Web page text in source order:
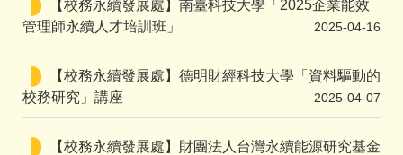
【校務永續發展處】南臺科技大學「2025企業能效
管理師永續人才培訓班」
2025-04-16
【校務永續發展處】德明財經科技大學「資料驅動的
校務研究」講座
2025-04-07
【校務永續發展處】財團法人台灣永續能源研究基金